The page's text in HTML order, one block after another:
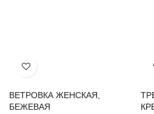
Хочу!
ВЕТРОВКА ЖЕНСКАЯ,
БЕЖЕВАЯ